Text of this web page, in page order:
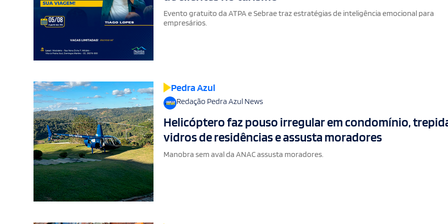
Evento gratuito da ATPA e Sebrae traz estratégias de inteligência emocional para
empresários.
Pedra Azul
Redação Pedra Azul News
Helicóptero faz pouso irregular em condomínio,
vidros de residências e assusta moradores
Manobra sem aval da ANAC assusta moradores.